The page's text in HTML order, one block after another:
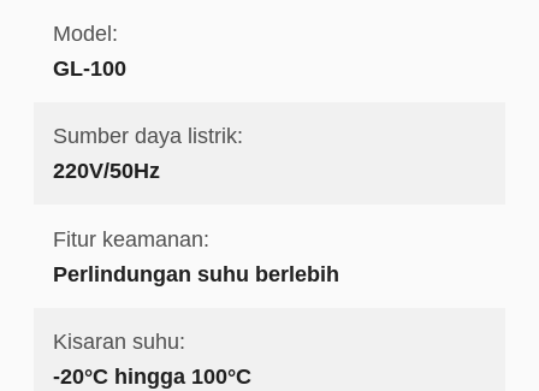
Model:
GL-100
Sumber daya listrik:
220V/50Hz
Fitur keamanan:
Perlindungan suhu berlebih
Kisaran suhu:
-20°C hingga 100°C